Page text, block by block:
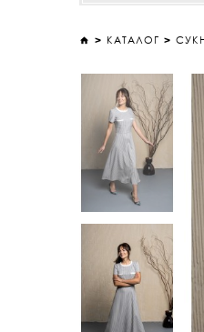
КАТАЛОГ